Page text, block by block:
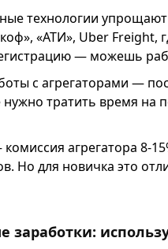
технологии
«АТИ», Uber Freight,
— можешь
с агрегаторами —
нужно тратить время
агрегатора 8-
Но для новичка это
заработки: